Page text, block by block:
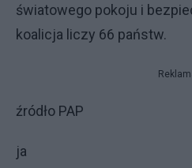
światowego pokoju i
koalicja liczy 66 państw.
źródło PAP
ja